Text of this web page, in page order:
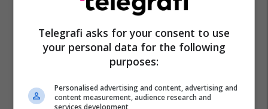
Telegrafi asks for your consent to use
your personal data for the following
purposes:
Personalised advertising and content, advertising and
content measurement, audience research and
services development